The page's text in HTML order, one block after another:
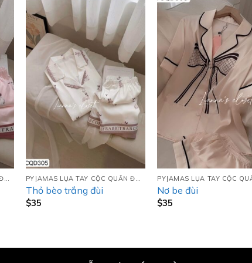
PYJAMAS LỤA TAY CỘC QUẦN ĐÙI (TCQD) PYJAMAS LỤA TAY CỘC QUẦN ĐÙI (TCQD)
Thỏ bèo trắng đùi
$35
Nơ be đùi
$35